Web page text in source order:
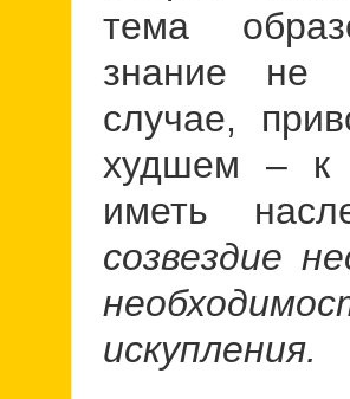
тема
знание не
случае,
худшем – к
иметь
созвездие
искупления.